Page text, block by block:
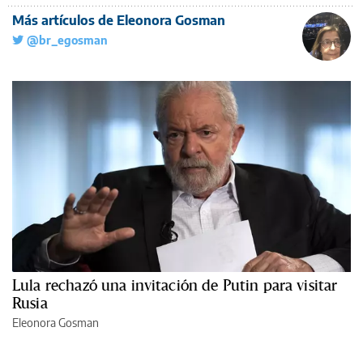
Más artículos de Eleonora Gosman
@br_egosman
Lula rechazó una invitación de Putin para visitar
Rusia
Eleonora Gosman